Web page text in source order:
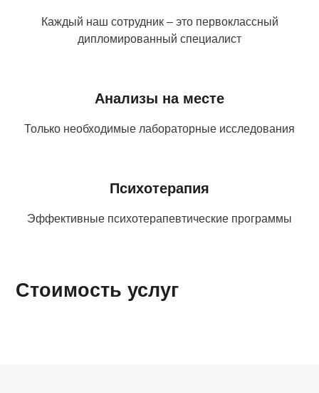
Каждый наш сотрудник – это первоклассный
дипломированный специалист
Анализы на месте
Только необходимые лабораторные исследования
Психотерапия
Эффективные психотерапевтические программы
Стоимость услуг